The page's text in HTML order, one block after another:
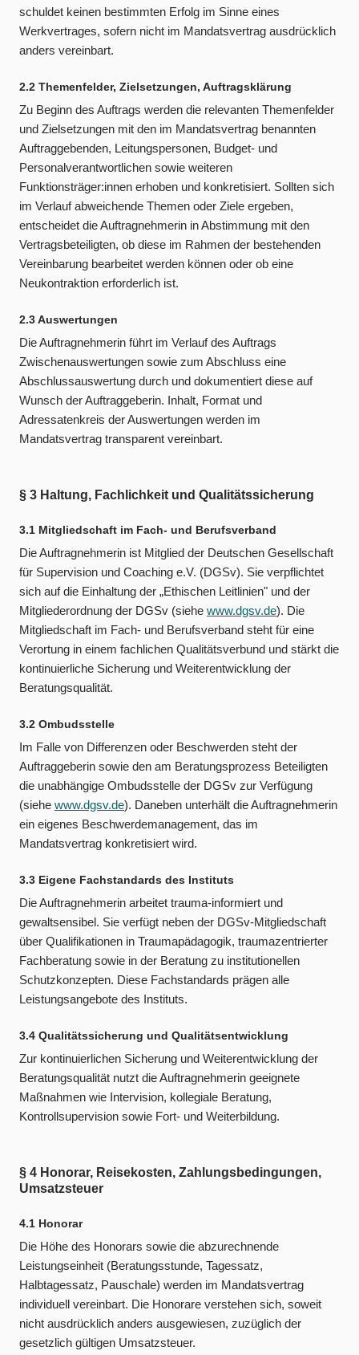
schuldet keinen bestimmten Erfolg im Sinne eines
Werkvertrages, sofern nicht im Mandatsvertrag ausdrücklich
anders vereinbart.
2.2 Themenfelder, Zielsetzungen, Auftragsklärung
Zu Beginn des Auftrags werden die relevanten Themenfelder
und Zielsetzungen mit den im Mandatsvertrag benannten
Auftraggebenden, Leitungspersonen, Budget- und
Personalverantwortlichen sowie weiteren
Funktionsträger:innen erhoben und konkretisiert. Sollten sich
im Verlauf abweichende Themen oder Ziele ergeben,
entscheidet die Auftragnehmerin in Abstimmung mit den
Vertragsbeteiligten, ob diese im Rahmen der bestehenden
Vereinbarung bearbeitet werden können oder ob eine
Neukontraktion erforderlich ist.
2.3 Auswertungen
Die Auftragnehmerin führt im Verlauf des Auftrags
Zwischenauswertungen sowie zum Abschluss eine
Abschlussauswertung durch und dokumentiert diese auf
Wunsch der Auftraggeberin. Inhalt, Format und
Adressatenkreis der Auswertungen werden im
Mandatsvertrag transparent vereinbart.
§ 3 Haltung, Fachlichkeit und Qualitätssicherung
3.1 Mitgliedschaft im Fach- und Berufsverband
Die Auftragnehmerin ist Mitglied der Deutschen Gesellschaft
für Supervision und Coaching e.V. (DGSv). Sie verpflichtet
sich auf die Einhaltung der „Ethischen Leitlinien" und der
Mitgliederordnung der DGSv (siehe www.dgsv.de). Die
Mitgliedschaft im Fach- und Berufsverband steht für eine
Verortung in einem fachlichen Qualitätsverbund und stärkt die
kontinuierliche Sicherung und Weiterentwicklung der
Beratungsqualität.
3.2 Ombudsstelle
Im Falle von Differenzen oder Beschwerden steht der
Auftraggeberin sowie den am Beratungsprozess Beteiligten
die unabhängige Ombudsstelle der DGSv zur Verfügung
(siehe www.dgsv.de). Daneben unterhält die Auftragnehmerin
ein eigenes Beschwerdemanagement, das im
Mandatsvertrag konkretisiert wird.
3.3 Eigene Fachstandards des Instituts
Die Auftragnehmerin arbeitet trauma-informiert und
gewaltsensibel. Sie verfügt neben der DGSv-Mitgliedschaft
über Qualifikationen in Traumapädagogik, traumazentrierter
Fachberatung sowie in der Beratung zu institutionellen
Schutzkonzepten. Diese Fachstandards prägen alle
Leistungsangebote des Instituts.
3.4 Qualitätssicherung und Qualitätsentwicklung
Zur kontinuierlichen Sicherung und Weiterentwicklung der
Beratungsqualität nutzt die Auftragnehmerin geeignete
Maßnahmen wie Intervision, kollegiale Beratung,
Kontrollsupervision sowie Fort- und Weiterbildung.
§ 4 Honorar, Reisekosten, Zahlungsbedingungen,
Umsatzsteuer
4.1 Honorar
Die Höhe des Honorars sowie die abzurechnende
Leistungseinheit (Beratungsstunde, Tagessatz,
Halbtagessatz, Pauschale) werden im Mandatsvertrag
individuell vereinbart. Die Honorare verstehen sich, soweit
nicht ausdrücklich anders ausgewiesen, zuzüglich der
gesetzlich gültigen Umsatzsteuer.